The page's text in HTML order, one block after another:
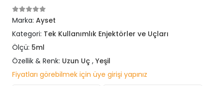
Marka: Ayset
Kategori: Tek Kullanımlık Enjektörler ve Uçları
Ölçü: 5ml
Özellik & Renk: Uzun Uç , Yeşil
Fiyatları görebilmek için üye girişi yapınız